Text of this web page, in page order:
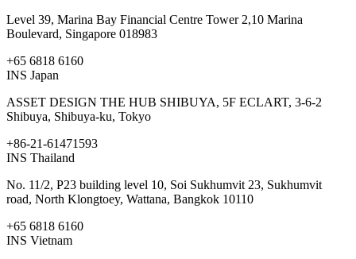
Level 39, Marina Bay Financial Centre Tower 2,10 Marina
Boulevard, Singapore 018983
+65 6818 6160
INS Japan
ASSET DESIGN THE HUB SHIBUYA, 5F ECLART, 3-6-2
Shibuya, Shibuya-ku, Tokyo
+86-21-61471593
INS Thailand
No. 11/2, P23 building level 10, Soi Sukhumvit 23, Sukhumvit
road, North Klongtoey, Wattana, Bangkok 10110
+65 6818 6160
INS Vietnam